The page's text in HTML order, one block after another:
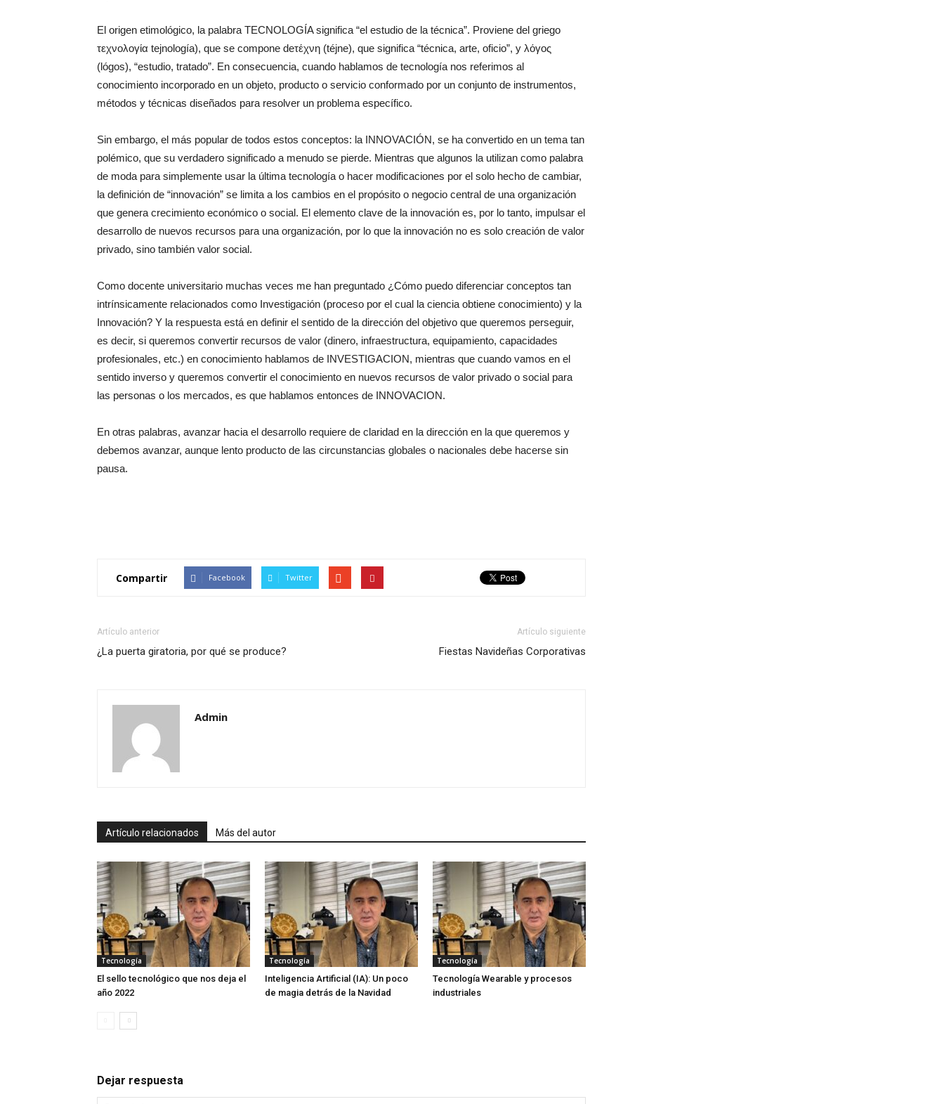
El origen etimológico, la palabra TECNOLOGÍA significa “el estudio de la técnica”. Proviene del griego
τεχνολογία tejnología), que se compone deτέχνη (téjne), que significa “técnica, arte, oficio”, y λόγος
(lógos), “estudio, tratado”. En consecuencia, cuando hablamos de tecnología nos referimos al
conocimiento incorporado en un objeto, producto o servicio conformado por un conjunto de instrumentos,
métodos y técnicas diseñados para resolver un problema específico.
Sin embargo, el más popular de todos estos conceptos: la INNOVACIÓN, se ha convertido en un tema tan
polémico, que su verdadero significado a menudo se pierde. Mientras que algunos la utilizan como palabra
de moda para simplemente usar la última tecnología o hacer modificaciones por el solo hecho de cambiar,
la definición de “innovación” se limita a los cambios en el propósito o negocio central de una organización
que genera crecimiento económico o social. El elemento clave de la innovación es, por lo tanto, impulsar el
desarrollo de nuevos recursos para una organización, por lo que la innovación no es solo creación de valor
privado, sino también valor social.
Como docente universitario muchas veces me han preguntado ¿Cómo puedo diferenciar conceptos tan
intrínsicamente relacionados como Investigación (proceso por el cual la ciencia obtiene conocimiento) y la
Innovación? Y la respuesta está en definir el sentido de la dirección del objetivo que queremos perseguir,
es decir, si queremos convertir recursos de valor (dinero, infraestructura, equipamiento, capacidades
profesionales, etc.) en conocimiento hablamos de INVESTIGACION, mientras que cuando vamos en el
sentido inverso y queremos convertir el conocimiento en nuevos recursos de valor privado o social para
las personas o los mercados, es que hablamos entonces de INNOVACION.
En otras palabras, avanzar hacia el desarrollo requiere de claridad en la dirección en la que queremos y
debemos avanzar, aunque lento producto de las circunstancias globales o nacionales debe hacerse sin
pausa.
Compartir Facebook Twitter
Artículo anterior
¿La puerta giratoria, por qué se produce?
Artículo siguiente
Fiestas Navideñas Corporativas
Admin
Artículo relacionados Más del autor
Tecnología
El sello tecnológico que nos deja el
año 2022
Tecnología
Inteligencia Artificial (IA): Un poco
de magia detrás de la Navidad
Tecnología
Tecnología Wearable y procesos
industriales
Dejar respuesta